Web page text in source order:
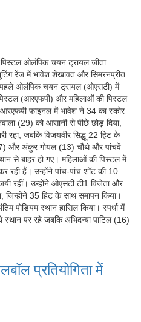
रेंज में भावेश शेखावत और सिमरनप्रीत
पहले ओलंपिक चयन ट्रायल (ओएसटी) में
(आरएफपी) और महिलाओं की पिस्टल
फाइनल में भावेश ने 34 का स्कोर
(29) को आसानी से पीछे छोड़ दिया,
रहा, जबकि विजयवीर सिद्धू 22 हिट के
और अंकुर गोयल (13) चौथे और पांचवें
से बाहर हो गए। महिलाओं की पिस्टल में
रही हैं। उन्होंने पांच-पांच शॉट की 10
रहीं। उन्होंने ओएसटी टी1 विजेता और
जिन्होंने 35 हिट के साथ समापन किया।
पोडियम स्थान हासिल किया। स्पर्धा में
स्थान पर रहे जबकि अभिदन्या पाटिल (16)
प्रतियोगिता में